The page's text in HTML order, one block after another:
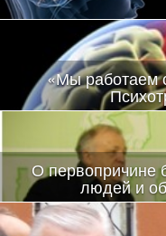
«Мы работаем
О первопричине
людей и